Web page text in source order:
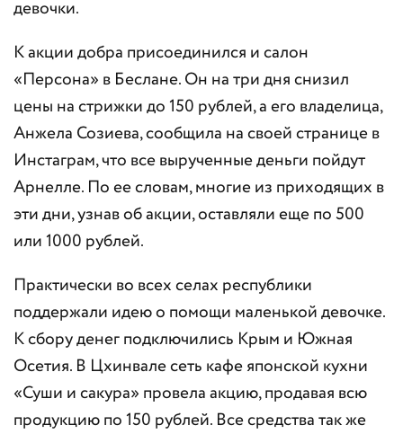
девочки.
К акции добра присоединился и салон
«Персона» в Беслане. Он на три дня снизил
цены на стрижки до 150 рублей, а его владелица,
Анжела Созиева, сообщила на своей странице в
Инстаграм, что все вырученные деньги пойдут
Арнелле. По ее словам, многие из приходящих в
эти дни, узнав об акции, оставляли еще по 500
или 1000 рублей.
Практически во всех селах республики
поддержали идею о помощи маленькой девочке.
К сбору денег подключились Крым и Южная
Осетия. В Цхинвале сеть кафе японской кухни
«Суши и сакура» провела акцию, продавая всю
продукцию по 150 рублей. Все средства так же